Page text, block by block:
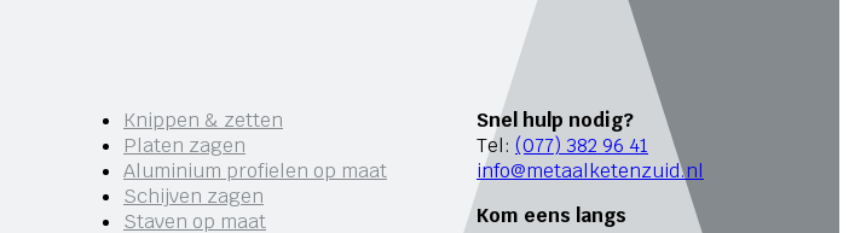
Knippen & zetten
Platen zagen
Aluminium profielen op maat
Schijven zagen
Staven op maat
Snel hulp nodig?
Tel: (077) 382 96 41
info@metaalketenzuid.nl
Kom eens langs